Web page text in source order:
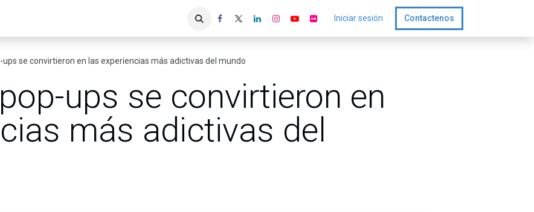
Iniciar sesión Contactenos
ups se convirtieron en las experiencias más adictivas del mundo
ups se convirtieron en
más adictivas del